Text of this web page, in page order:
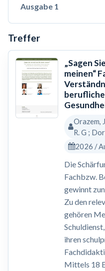
Ausgabe 1
Treffer
„Sagen
meinen“
Orazem,
R. G ;
2026 /
Die
Fachbzw.
gewinnt
Zu den
gehören
ihren
Mittels 18